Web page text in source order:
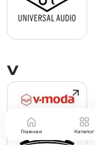
V
Главная Каталог